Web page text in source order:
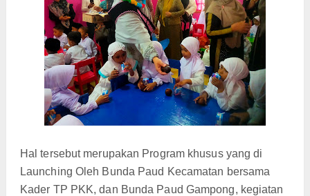
Hal tersebut merupakan Program khusus yang di
Launching Oleh Bunda Paud Kecamatan bersama
Kader TP PKK, dan Bunda Paud Gampong, kegiatan